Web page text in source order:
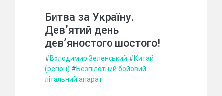
Битва за Україну.
Дев’ятий день
дев’яностого шостого!
#Володимир Зеленський #Китай
(регіон) #Безпілотний бойовий
літальний апарат